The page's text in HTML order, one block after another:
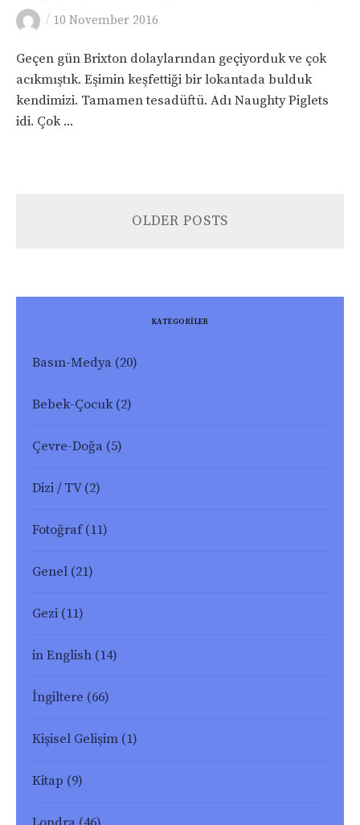
/ 10 November 2016
Geçen gün Brixton dolaylarından geçiyorduk ve çok
acıkmıştık. Eşimin keşfettiği bir lokantada bulduk
kendimizi. Tamamen tesadüftü. Adı Naughty Piglets
idi. Çok ...
OLDER POSTS
KATEGORİLER
Basın-Medya (20)
Bebek-Çocuk(2)
Çevre-Doğa (5)
Dizi / TV(2)
Fotoğraf(11)
Genel (21)
Gezi (11)
in English (14)
İngiltere (66)
Kişisel Gelişim (1)
Kitap (9)